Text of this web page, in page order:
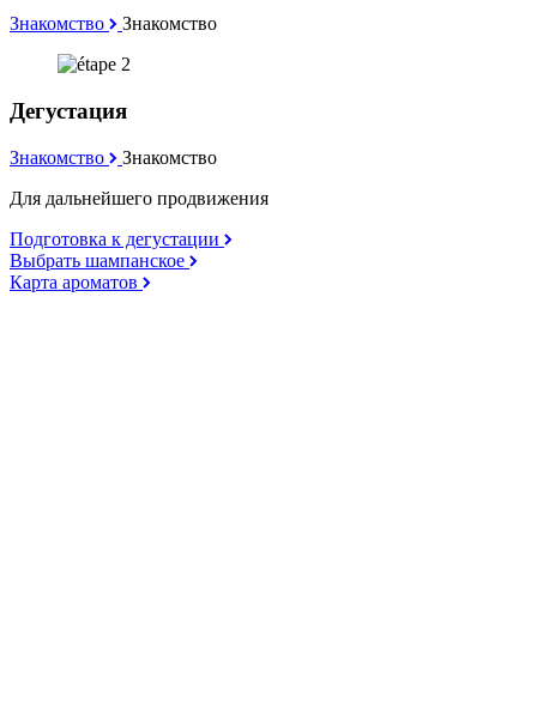
Знакомство Знакомство
Дегустация
Знакомство
Знакомство
Для дальнейшего продвижения
Подготовка к дегустации
Выбрать шампанское
Карта ароматов